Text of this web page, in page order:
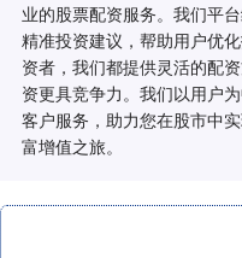
业的股票配资服务。我们平
精准投资建议，帮助用户优
资者，我们都提供灵活的配
资更具竞争力。我们以用户
客户服务，助力您在股市中
富增值之旅。